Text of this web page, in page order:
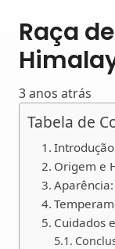
Raça
3 anos atrás
Tabela de
Origem e
Aparência:
Cuidados